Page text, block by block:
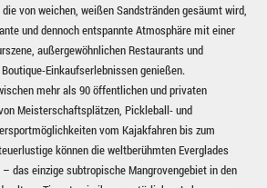
von weichen, weißen Sandstränden gesäumt wird,
und dennoch entspannte Atmosphäre mit einer
außergewöhnlichen Restaurants und
Einkaufserlebnissen genießen.
mehr als 90 öffentlichen und privaten
Meisterschaftsplätzen, Pickleball- und
vom Kajakfahren bis zum
können die weltberühmten Everglades
das einzige subtropische Mangrovengebiet in den